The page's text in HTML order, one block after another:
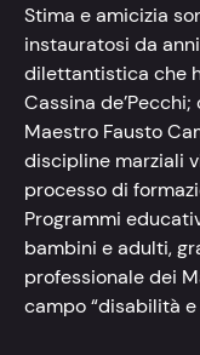
Stima e amicizia
instauratosi da
dilettantistica che
Cassina
Maestro Fausto
discipline marziali
processo di
Programmi
bambini e adulti,
professionale dei
campo “disabilità e